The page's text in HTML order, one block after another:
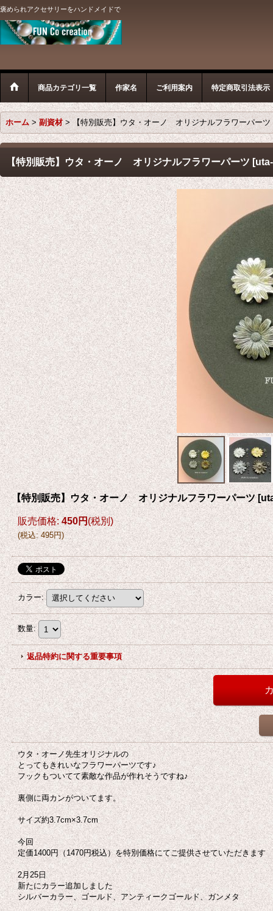
褒められアクセサリーをハンドメイドで
商品カテゴリ一覧 作家名 ご利用案内 特定商取引法表示
ホーム > 副資材 > 【特別販売】ウタ・オーノ オリジナルフラワーパーツ
【特別販売】ウタ・オーノ オリジナルフラワーパーツ [
【特別販売】ウタ・オーノ オリジナルフラワーパーツ [
販売価格: 450円(税別)
(税込: 495円)
カラー:
数量:
返品特約に関する重要事項
ウタ・オーノ先生オリジナルの
とってもきれいなフラワーパーツです♪
フックもついてて素敵な作品が作れそうですね♪
裏側に両カンがついてます。
サイズ約3.7cm×3.7cm
今回
定価1400円（1470円税込）を特別価格にてご提供させていただきます
2月25日
新たにカラー追加しました
シルバーカラー、ゴールド、アンティークゴールド、ガンメタ